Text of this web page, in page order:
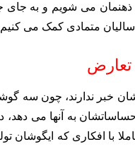
می شویم و به جای
متمادی کمک می
خبر ندارند، چون سه
به آنها می دهد،
با افکاری که ایگوشان